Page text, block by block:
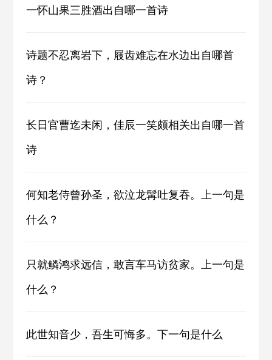
一怀山果三胜酒出自哪一首诗
诗题不忍离岩下，屐齿难忘在水边出自哪首
诗？
长日官曹迄未闲，佳辰一笑颇相关出自哪一首
诗
何知老侍曾孙圣，欲泣龙髯吐复吞。上一句是
什么？
只就鳞鸿求远信，敢言车马访贫家。上一句是
什么？
此世知音少，吾生可悔多。下一句是什么